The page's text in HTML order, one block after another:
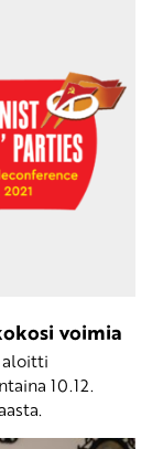
voimia
aloitti
10.12.